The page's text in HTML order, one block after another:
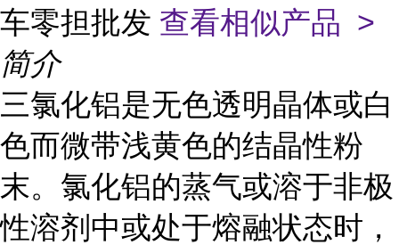
车零担批发 查看相似产品 >
简介
三氯化铝是无色透明晶体或白
色而微带浅黄色的结晶性粉
末。氯化铝的蒸气或溶于非极
性溶剂中或处于熔融状态时，